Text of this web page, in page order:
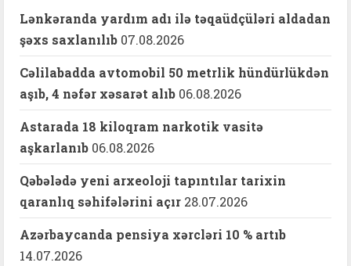
Lənkəranda yardım adı ilə təqaüdçüləri aldadan
şəxs saxlanılıb 07.08.2026
Cəlilabadda avtomobil 50 metrlik hündürlükdən
aşıb, 4 nəfər xəsarət alıb 06.08.2026
Astarada 18 kiloqram narkotik vasitə
aşkarlanıb 06.08.2026
Qəbələdə yeni arxeoloji tapıntılar tarixin
qaranlıq səhifələrini açır 28.07.2026
Azərbaycanda pensiya xərcləri 10 % artıb
14.07.2026